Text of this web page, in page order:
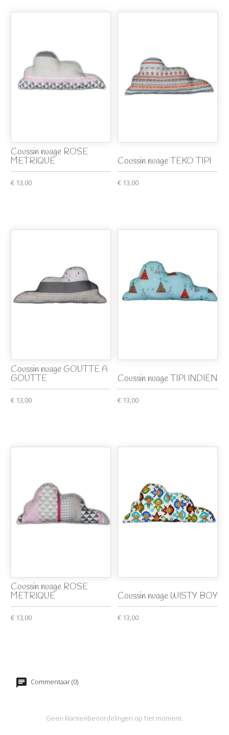
Coussin nuage ROSE
METRIQUE
€ 13,00
Coussin nuage TEKO TIPI
€ 13,00
Coussin nuage GOUTTE A
GOUTTE
€ 13,00
Coussin nuage TIPI INDIEN
€ 13,00
Coussin nuage ROSE
METRIQUE
€ 13,00
Coussin nuage WISTY BOY
€ 13,00
Commentaar (0)
Geen klantenbeoordelingen op het moment.